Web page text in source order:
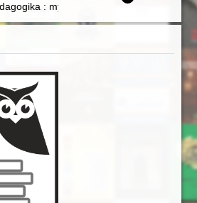
Edwarda Hulse’a = The Christmas
: myśl pedagogiczna Jacka